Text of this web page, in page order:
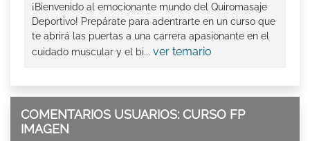
¡Bienvenido al emocionante mundo del Quiromasaje
Deportivo! Prepárate para adentrarte en un curso que
te abrirá las puertas a una carrera apasionante en el
cuidado muscular y el bi... ver temario
COMENTARIOS USUARIOS: CURSO FP
IMAGEN